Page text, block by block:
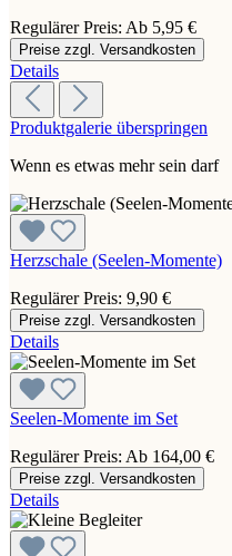
Regulärer Preis: Ab 5,95 €
Preise zzgl. Versandkosten
Details
Produktgalerie überspringen
Wenn es etwas mehr sein darf
Herzschale (Seelen-Momente)
Regulärer Preis: 9,90 €
Preise zzgl. Versandkosten
Details
Seelen-Momente im Set
Regulärer Preis: Ab 164,00 €
Preise zzgl. Versandkosten
Details